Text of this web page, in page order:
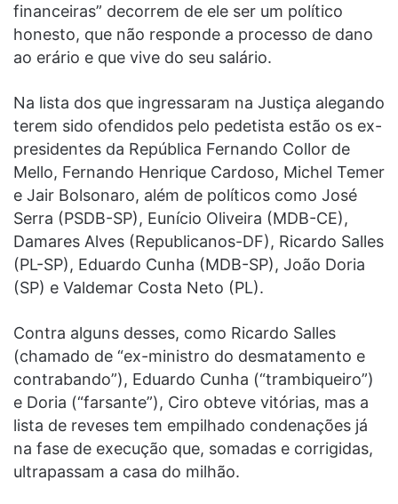
financeiras” decorrem de ele ser um político
honesto, que não responde a processo de dano
ao erário e que vive do seu salário.
Na lista dos que ingressaram na Justiça alegando
terem sido ofendidos pelo pedetista estão os ex-
presidentes da República Fernando Collor de
Mello, Fernando Henrique Cardoso, Michel Temer
e Jair Bolsonaro, além de políticos como José
Serra (PSDB-SP), Eunício Oliveira (MDB-CE),
Damares Alves (Republicanos-DF), Ricardo Salles
(PL-SP), Eduardo Cunha (MDB-SP), João Doria
(SP) e Valdemar Costa Neto (PL).
Contra alguns desses, como Ricardo Salles
(chamado de “ex-ministro do desmatamento e
contrabando”), Eduardo Cunha (“trambiqueiro”)
e Doria (“farsante”), Ciro obteve vitórias, mas a
lista de reveses tem empilhado condenações já
na fase de execução que, somadas e corrigidas,
ultrapassam a casa do milhão.